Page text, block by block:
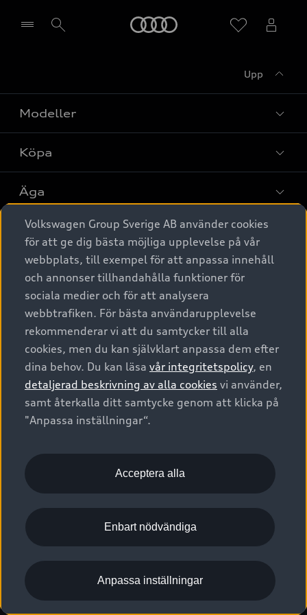
Upp
Modeller
Alla modeller
Elbilar
A6 modellerna
SUV
Avant
Audi Sport
Köpa
Privaterbjudanden
Privatleasing
Nya bilar i lager
Begagnade bilar i lager
Audi approved :plus - så gott som nya
Finansiering
Audi exclusive
Provkörning
Äga
Service & tillbehör
Audi digital services
Originaltillbehör - köp online
Garantier
Försäkring
Digitala manualer för din Audi
Audi Collection – livsstilsartiklar
Vanliga frågor
2G/3G nätet stängs ned - Hur påverkas min bil av detta?
Tjänstebil
Tjänstebil
Business lease online
Företagsleasing
Om Audi Sverige
Kontakta oss
Audi Återförsäljare/-serviceverkstad
myAudi
Pressmeddelanden
Nyhetsbrev
Vårt hållbarhetsarbete
Lediga tjänster huvudkontor
Lediga tjänster hos Audi Återförsäljare
Kommentar till mediauppgifter om dataläcka
© 2026 AUDI SVERIGE. All Rights Reserved.
Utgivare Juridiskt
Juridiskt Audi AG
Juridiskt Audi Digital Giveaway
Anpassa inställningar för cookies
Visselblåsarkanaler
Volkswagen Group Sverige AB använder cookies
för att ge dig bästa möjliga upplevelse på vår
webbplats, till exempel för att anpassa innehåll
och annonser tillhandahålla funktioner för
sociala medier och för att analysera
webbtrafiken. För bästa användarupplevelse
rekommenderar vi att du samtycker till alla
cookies, men du kan självklart anpassa dem efter
dina behov. Du kan läsa vår integritetspolicy, en
detaljerad beskrivning av alla cookies vi använder,
samt återkalla ditt samtycke genom att klicka på
"Anpassa inställningar“.
Acceptera alla
Enbart nödvändiga
Anpassa inställningar